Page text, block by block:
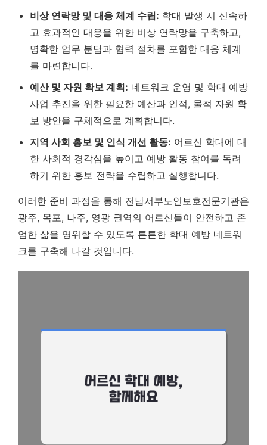
비상 연락망 및 대응 체계 수립: 학대 발생 시 신속하
고 효과적인 대응을 위한 비상 연락망을 구축하고,
명확한 업무 분담과 협력 절차를 포함한 대응 체계
를 마련합니다.
예산 및 자원 확보 계획: 네트워크 운영 및 학대 예방
사업 추진을 위한 필요한 예산과 인적, 물적 자원 확
보 방안을 구체적으로 계획합니다.
지역 사회 홍보 및 인식 개선 활동: 어르신 학대에 대
한 사회적 경각심을 높이고 예방 활동 참여를 독려
하기 위한 홍보 전략을 수립하고 실행합니다.
이러한 준비 과정을 통해 전남서부노인보호전문기관은
광주, 목포, 나주, 영광 권역의 어르신들이 안전하고 존
엄한 삶을 영위할 수 있도록 튼튼한 학대 예방 네트워
크를 구축해 나갈 것입니다.